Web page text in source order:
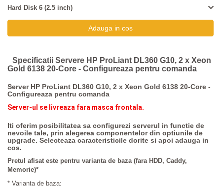
Hard Disk 6 (2.5 inch)
Specificatii Servere HP ProLiant DL360 G10, 2 x Xeon
Gold 6138 20-Core - Configureaza pentru comanda
Server HP ProLiant DL360 G10, 2 x Xeon Gold 6138 20-Core -
Configureaza pentru comanda
Server-ul se livreaza fara masca frontala.
Iti oferim posibilitatea sa configurezi serverul in functie de
nevoile tale, prin alegerea componentelor din optiunile de
upgrade. Selecteaza caracteristicile dorite si apoi adauga in
cos.
Pretul afisat este pentru varianta de baza (fara HDD, Caddy,
Memorie)*
* Varianta de baza: